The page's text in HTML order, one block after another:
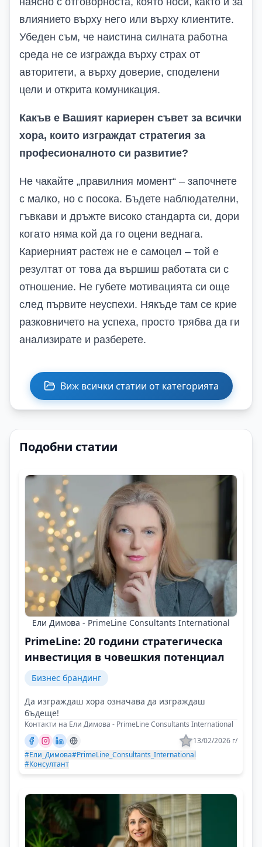
влиянието върху него или върху клиентите.
Убеден съм, че наистина силната работна
среда не се изгражда върху страх от
авторитети, а върху доверие, споделени
цели и открита комуникация.
Какъв е Вашият кариерен съвет за всички
хора, които изграждат стратегия за
професионалното си развитие?
Не чакайте „правилния момент“ – започнете
с малко, но с посока. Бъдете наблюдателни,
гъвкави и дръжте високо стандарта си, дори
когато няма кой да го оцени веднага.
Кариерният растеж не е самоцел – той е
резултат от това да вършиш работата си с
отношение. Не губете мотивацията си още
след първите неуспехи. Някъде там се крие
разковничето на успеха, просто трябва да ги
анализирате и разберете.
Виж всички статии от категорията
Подобни статии
Ели Димова - PrimeLine Consultants International
PrimeLine: 20 години стратегическа
инвестиция в човешкия потенциал
Бизнес брандинг
Да изграждаш хора означава да изграждаш
бъдеще!
Контакти на Ели Димова - PrimeLine Consultants International
13/02/2026 г/
#Ели_Димова#PrimeLine_Consultants_International
#Консултант